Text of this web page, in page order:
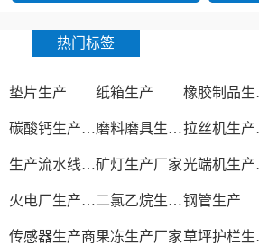
热门标签
垫片生产 纸箱生产
碳酸钙生产设备 磨料磨具生产厂家
生产流水线设备矿灯生产厂家
火电厂生产过程 二氯乙烷生产厂家钢管生产
传感器生产商果冻生产厂家 草